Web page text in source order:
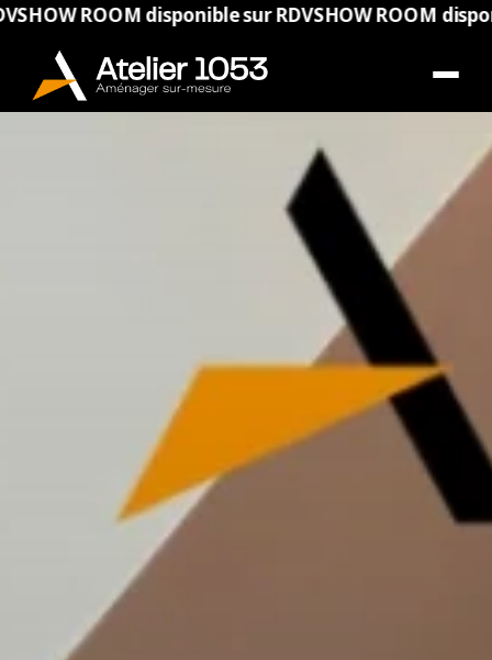
ROOM disponible sur RDVSHOW ROOM disponible